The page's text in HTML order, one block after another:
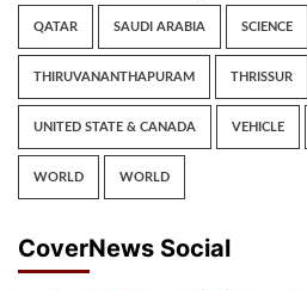
QATAR SAUDI ARABIA SCIENCE
THIRUVANANTHAPURAM THRISSUR
UNITED STATE & CANADA VEHICLE
WORLD WORLD
CoverNews Social